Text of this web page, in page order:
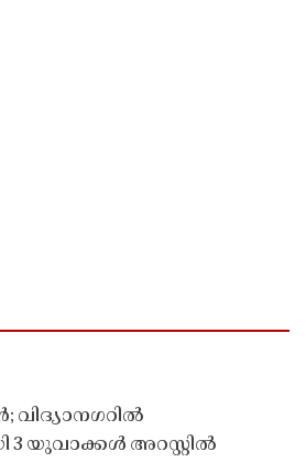
യുവാക്കൾ അറസ്റ്റിൽ